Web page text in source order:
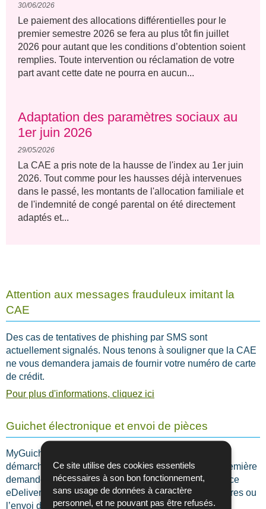
Ce site utilise des cookies essentiels
nécessaires à son bon fonctionnement,
sans usage de données à caractère
personnel, et ne pouvant pas être refusés.
30/06/2026
Le paiement des allocations différentielles pour le
premier semestre 2026 se fera au plus tôt fin juillet
2026 pour autant que les conditions d’obtention soient
remplies. Toute intervention ou réclamation de votre
part avant cette date ne pourra en aucun...
Adaptation des paramètres sociaux au
1er juin 2026
29/05/2026
La CAE a pris note de la hausse de l'index au 1er juin
2026. Tout comme pour les hausses déjà intervenues
dans le passé, les montants de l'allocation familiale et
de l'indemnité de congé parental on été directement
adaptés et...
Attention aux messages frauduleux imitant la
CAE
Des cas de tentatives de phishing par SMS sont
actuellement signalés. Nous tenons à souligner que la CAE
ne vous demandera jamais de fournir votre numéro de carte
de crédit.
Pour plus d'informations, cliquez ici
Guichet électronique et envoi de pièces
MyGuichet vous permet d’effectuer de nombreuses
démarches en ligne, telles que l’introduction d’une première
demande d'allocations familiales, l’activation du service
eDelivery, la modification de vos coordonnées bancaires ou
l’envoi de documents électroniques.